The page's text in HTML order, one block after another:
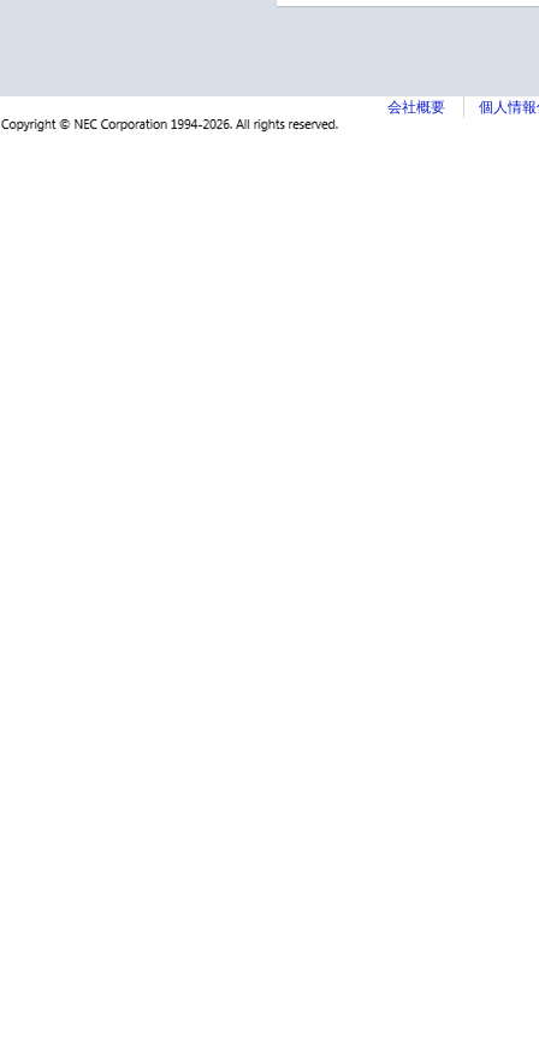
会社概要 個人情